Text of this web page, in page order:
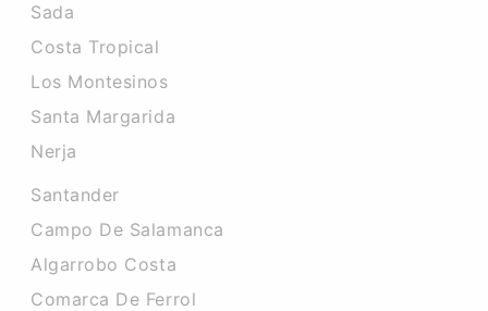
Sada
Costa Tropical
Los Montesinos
Santa Margarida
Nerja
Santander
Campo De Salamanca
Algarrobo Costa
Comarca De Ferrol